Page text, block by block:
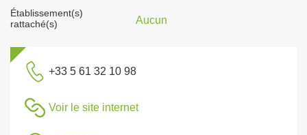
Établissement(s)
rattaché(s)
Aucun
+33 5 61 32 10 98
Voir le site internet